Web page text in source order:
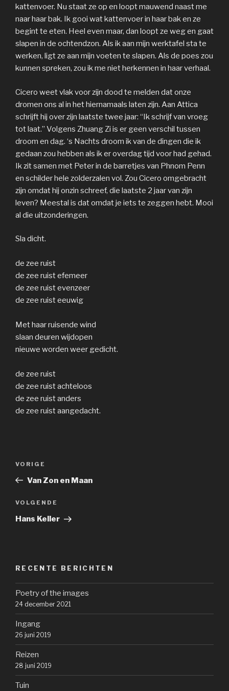
kattenvoer. Nu staat ze op en loopt mauwend naast me
naar haar bak. Ik gooi wat kattenvoer in haar bak en ze
begint te eten. Heel even maar, dan loopt ze weg en gaat
slapen in de ochtendzon. Als ik aan mijn werktafel sta te
werken, ligt ze aan mijn voeten te slapen. Als de poes zou
kunnen spreken, zou ik me niet herkennen in haar verhaal.
Cicero weet vlak voor zijn dood te melden dat onze
dromen ons al in het hiernamaals laten zijn. Aan Attica
schrijft hij over zijn laatste twee jaar: “Ik schrijf van vroeg
tot laat.” Volgens Zhuang Zi is er geen verschil tussen
droom en dag. ‘s Nachts droom ik van de dingen die ik
gedaan zou hebben als ik er overdag tijd voor had gehad.
Ik zit samen met Peter in de barretjes van Phnom Penn
en schilder hele zolderzalen vol. Zou Cicero omgebracht
zijn omdat hij onzin schreef, die laatste 2 jaar van zijn
leven? Meestal is dat omdat je iets te zeggen hebt. Mooi
al die uitzonderingen.
Sla dicht.
de zee ruist
de zee ruist efemeer
de zee ruist evenzeer
de zee ruist eeuwig
Met haar ruisende wind
slaan deuren wijdopen
nieuwe worden weer gedicht.
de zee ruist
de zee ruist achteloos
de zee ruist anders
de zee ruist aangedacht.
Vorig
bericht
VORIGE
Van Zon en Maan
Volgend
bericht
VOLGENDE
Hans Keller
RECENTE BERICHTEN
Poetry of the images
24 december 2021
Ingang
26 juni 2019
Reizen
28 juni 2019
Tuin